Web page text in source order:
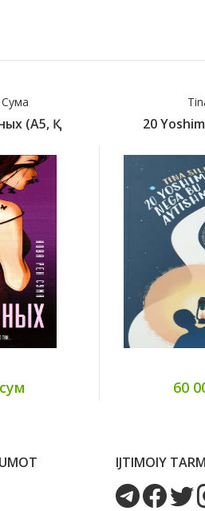
(А5, Қ 20
60
IJTIMOIY